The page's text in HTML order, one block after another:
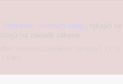
Ochranou osobních údajů, týkající se
na základě zákona